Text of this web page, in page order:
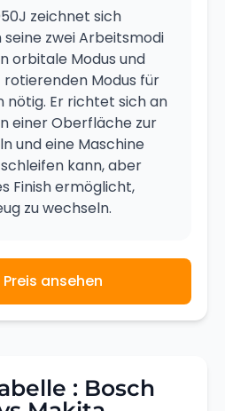
zeichnet sich
zwei Arbeitsmodi
orbitale Modus und
Modus für
nötig. Er richtet sich an
einer Oberfläche zur
und eine Maschine
kann, aber
Finish ermöglicht,
zu wechseln.
ansehen
: Bosch